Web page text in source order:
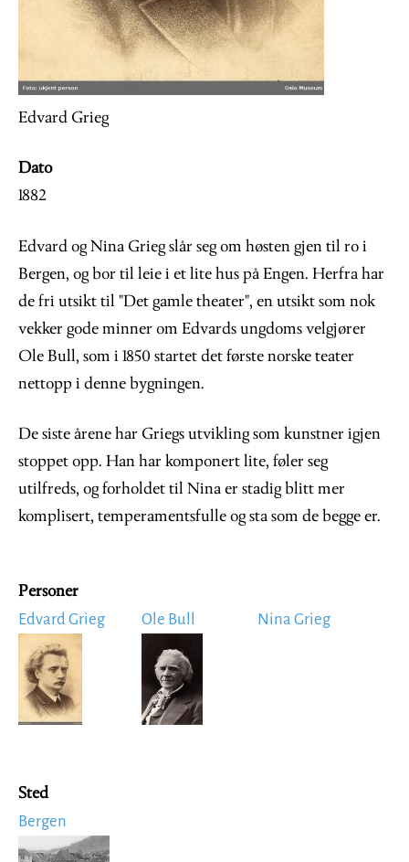
Edvard Grieg
Dato
1882
Edvard og Nina Grieg slår seg om høsten gjen til ro i
Bergen, og bor til leie i et lite hus på Engen. Herfra har
de fri utsikt til "Det gamle theater", en utsikt som nok
vekker gode minner om Edvards ungdoms velgjører
Ole Bull, som i 1850 startet det første norske teater
nettopp i denne bygningen.
De siste årene har Griegs utvikling som kunstner igjen
stoppet opp. Han har komponert lite, føler seg
utilfreds, og forholdet til Nina er stadig blitt mer
komplisert, temperamentsfulle og sta som de begge er.
Personer
Edvard Grieg
Image
Ole Bull
Image
Nina Grieg
Sted
Bergen
Image